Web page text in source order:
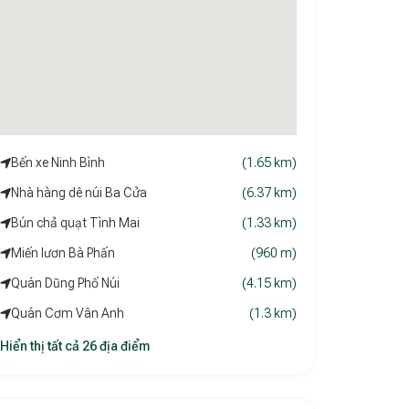
Bến xe Ninh Bình (1.65 km)
Nhà hàng dê núi Ba Cửa (6.37 km)
Bún chả quạt Tình Mai (1.33 km)
Miến lươn Bà Phấn (960 m)
Quán Dũng Phố Núi (4.15 km)
Quán Cơm Vân Anh (1.3 km)
Hiển thị tất cả 26 địa điểm